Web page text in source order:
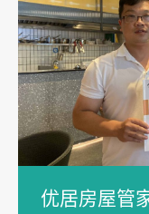
优居房屋管